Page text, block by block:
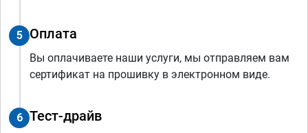
5 Оплата
Вы оплачиваете наши услуги, мы отправляем вам
сертификат на прошивку в электронном виде.
6 Тест-драйв